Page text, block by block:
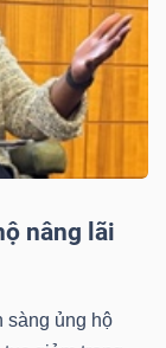
nâng lãi
sàng ủng hộ